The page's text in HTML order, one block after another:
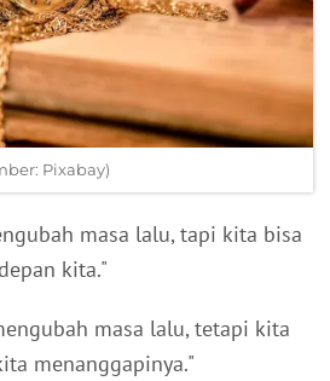
Pixabay)
masa lalu, tapi kita bisa
kita."
masa lalu, tetapi kita
menanggapinya."